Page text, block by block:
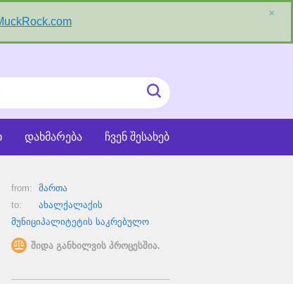
×
ძიეების
ჩატვირთვა
ჩვენ შესახებ
დახმარება
from:
მართა
to:
ახალქალაქის
მუნიციპალიტეტის საკრებულო
შიდა განხილვის პროცესშია.